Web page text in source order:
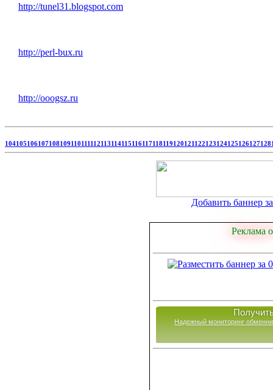
http://tunel31.blogspot.com
http://perl-bux.ru
http://ooogsz.ru
104105106107108109110111112113114115116117118119120121122123124125126127128
Добавить баннер
Реклама
Надежный мониторинг